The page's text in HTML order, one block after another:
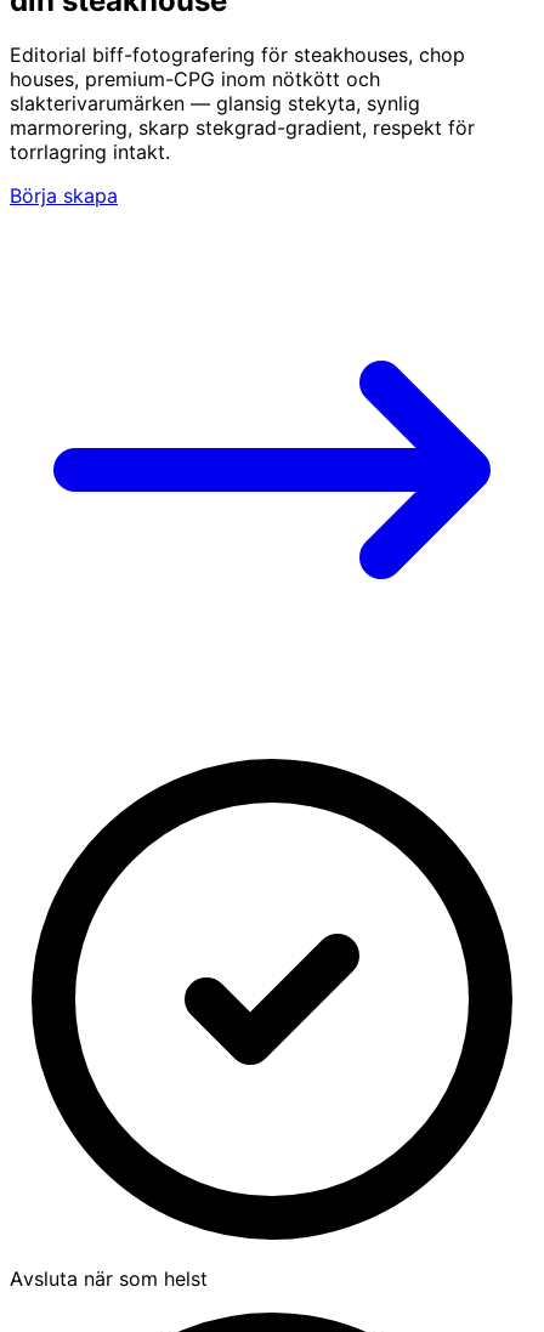
Editorial biff-fotografering för steakhouses, chop
houses, premium-CPG inom nötkött och
slakterivarumärken — glansig stekyta, synlig
marmorering, skarp stekgrad-gradient, respekt för
torrlagring intakt.
Börja skapa
Avsluta när som helst